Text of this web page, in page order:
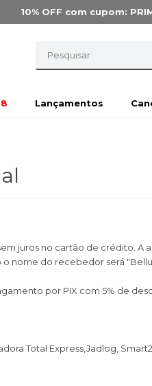
10% OFF com cupom:
Lançamentos
juros no cartão de crédito.
nome do recebedor será
por PIX com 5% de
Total Express,Jadlog,